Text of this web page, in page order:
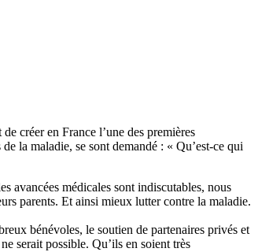
créer en France l’une des premières
la maladie, se sont demandé : « Qu’est-ce qui
avancées médicales sont indiscutables, nous
parents. Et ainsi mieux lutter contre la maladie.
bénévoles, le soutien de partenaires privés et
serait possible. Qu’ils en soient très